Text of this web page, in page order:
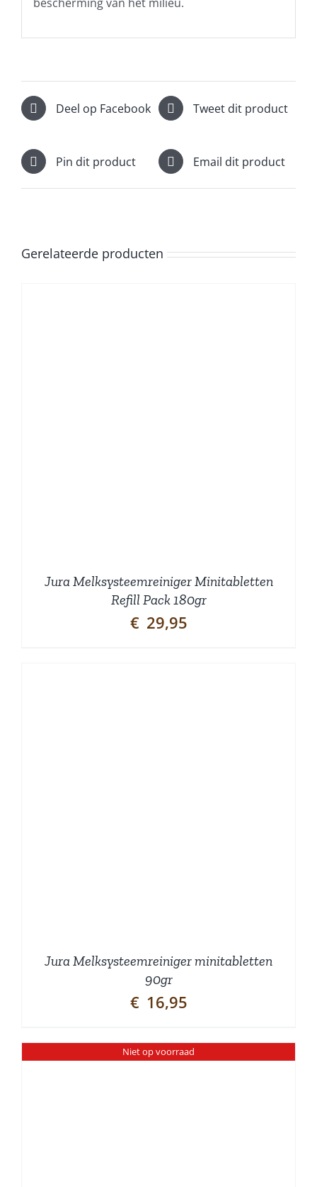
Deel op Facebook Tweet dit product
Pin dit product Email dit product
Gerelateerde producten
Jura Melksysteemreiniger Minitabletten
Refill Pack 180gr
€ 29,95
Jura Melksysteemreiniger minitabletten
90gr
€ 16,95
Niet op voorraad